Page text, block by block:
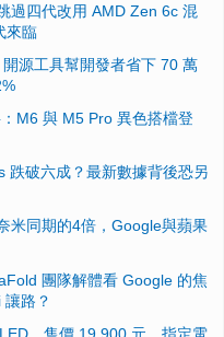
過四代改用 AMD Zen 6c 混
來臨
源工具幫開發者省下 70 萬
M6 與 M5 Pro 異色搭檔登
跌破六成？最新數據背後恐另
米同期的4倍，Google與蘋果
團隊解體看 Google 的焦
路？
、售價 19,900 元，指定電